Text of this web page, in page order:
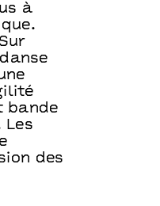
à
bande
Les
des